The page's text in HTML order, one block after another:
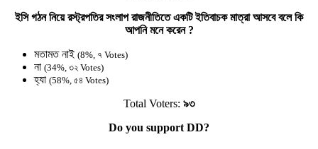
ইসি গঠন নিয়ে রস্ট্রপতির সংলাপ রাজনীতিতে একটি ইতিবাচক মাত্রা আসবে বলে কি
আপনি মনে করেন ?
মতামত নাই (8%, ৭ Votes)
না (34%, ৩২ Votes)
হ্যা (58%, ৫৪ Votes)
Total Voters: ৯৩
Do you support DD?